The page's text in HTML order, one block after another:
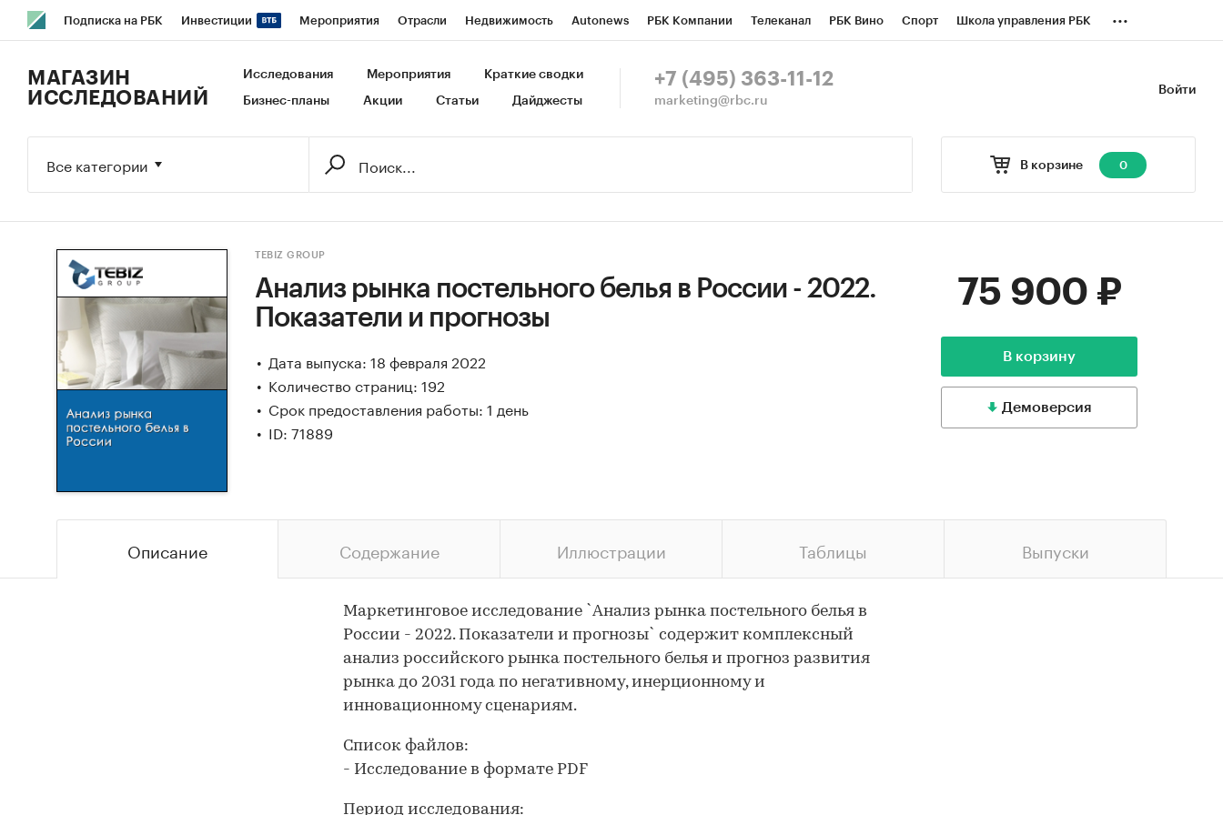
Подписка на РБК Инвестиции Мероприятия Отрасли Недвижимость Autonews РБК Компании Телеканал РБК Вино Спорт Школа управления РБК
Исследования Кредитные рейтинги Франшизы Газета Спецпроекты СПб Конференции СПб Спецпроекты
...
Войти
МАГАЗИН
ИССЛЕДОВАНИЙ
Исследования Мероприятия Краткие сводки
Бизнес-планы Акции Статьи Дайджесты
+7 (495) 363-11-12
marketing@rbc.ru
В корзине 0
Все категории
TEBIZ GROUP
Анализ рынка постельного белья в России - 2022.
Показатели и прогнозы
Дата выпуска: 18 февраля 2022
Количество страниц: 192
Срок предоставления работы: 1 день
ID: 71889
75 900 ₽
В корзину
Демоверсия
Описание Содержание Иллюстрации Таблицы Выпуски
Маркетинговое исследование `Анализ рынка постельного белья в
России - 2022. Показатели и прогнозы` содержит комплексный
анализ российского рынка постельного белья и прогноз развития
рынка до 2031 года по негативному, инерционному и
инновационному сценариям.
Список файлов:
- Исследование в формате PDF
Период исследования: